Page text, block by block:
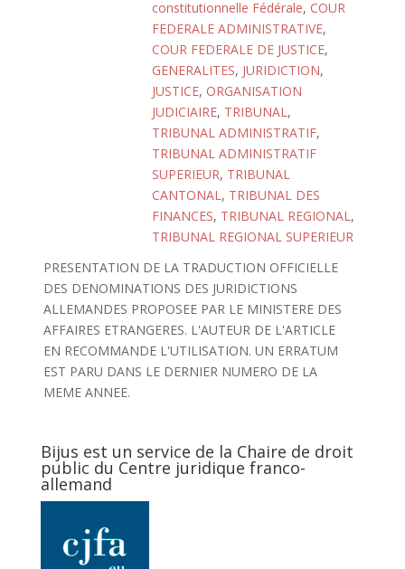
constitutionnelle Fédérale, COUR
FEDERALE ADMINISTRATIVE,
COUR FEDERALE DE JUSTICE,
GENERALITES, JURIDICTION,
JUSTICE, ORGANISATION
JUDICIAIRE, TRIBUNAL,
TRIBUNAL ADMINISTRATIF,
TRIBUNAL ADMINISTRATIF
SUPERIEUR, TRIBUNAL
CANTONAL, TRIBUNAL DES
FINANCES, TRIBUNAL REGIONAL,
TRIBUNAL REGIONAL SUPERIEUR
PRESENTATION DE LA TRADUCTION OFFICIELLE
DES DENOMINATIONS DES JURIDICTIONS
ALLEMANDES PROPOSEE PAR LE MINISTERE DES
AFFAIRES ETRANGERES. L'AUTEUR DE L'ARTICLE
EN RECOMMANDE L'UTILISATION. UN ERRATUM
EST PARU DANS LE DERNIER NUMERO DE LA
MEME ANNEE.
Bijus est un service de la Chaire de droit
public du Centre juridique franco-
allemand